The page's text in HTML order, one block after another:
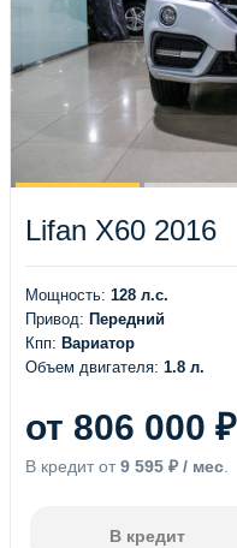
Lifan X60 2016
Мощность: 128 л.с.
Привод: Передний
Кпп: Вариатор
Объем двигателя: 1.8 л.
от 806 000 ₽
В кредит от 9 595 ₽ / мес.
В кредит